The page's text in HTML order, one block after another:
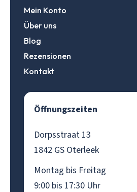
Mein Konto
Über uns
Blog
Rezensionen
Kontakt
Öffnungszeiten
Dorpsstraat 13
1842 GS Oterleek
Montag bis Freitag
9:00 bis 17:30 Uhr